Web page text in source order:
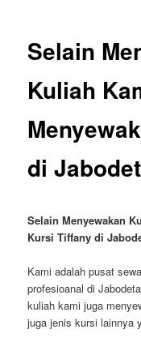
Selain
Kuliah
di
Selain Menyewakan
Kursi Tiffany di
Kami adalah pusat
profesioanal di
kuliah kami juga
juga jenis kursi lainnya